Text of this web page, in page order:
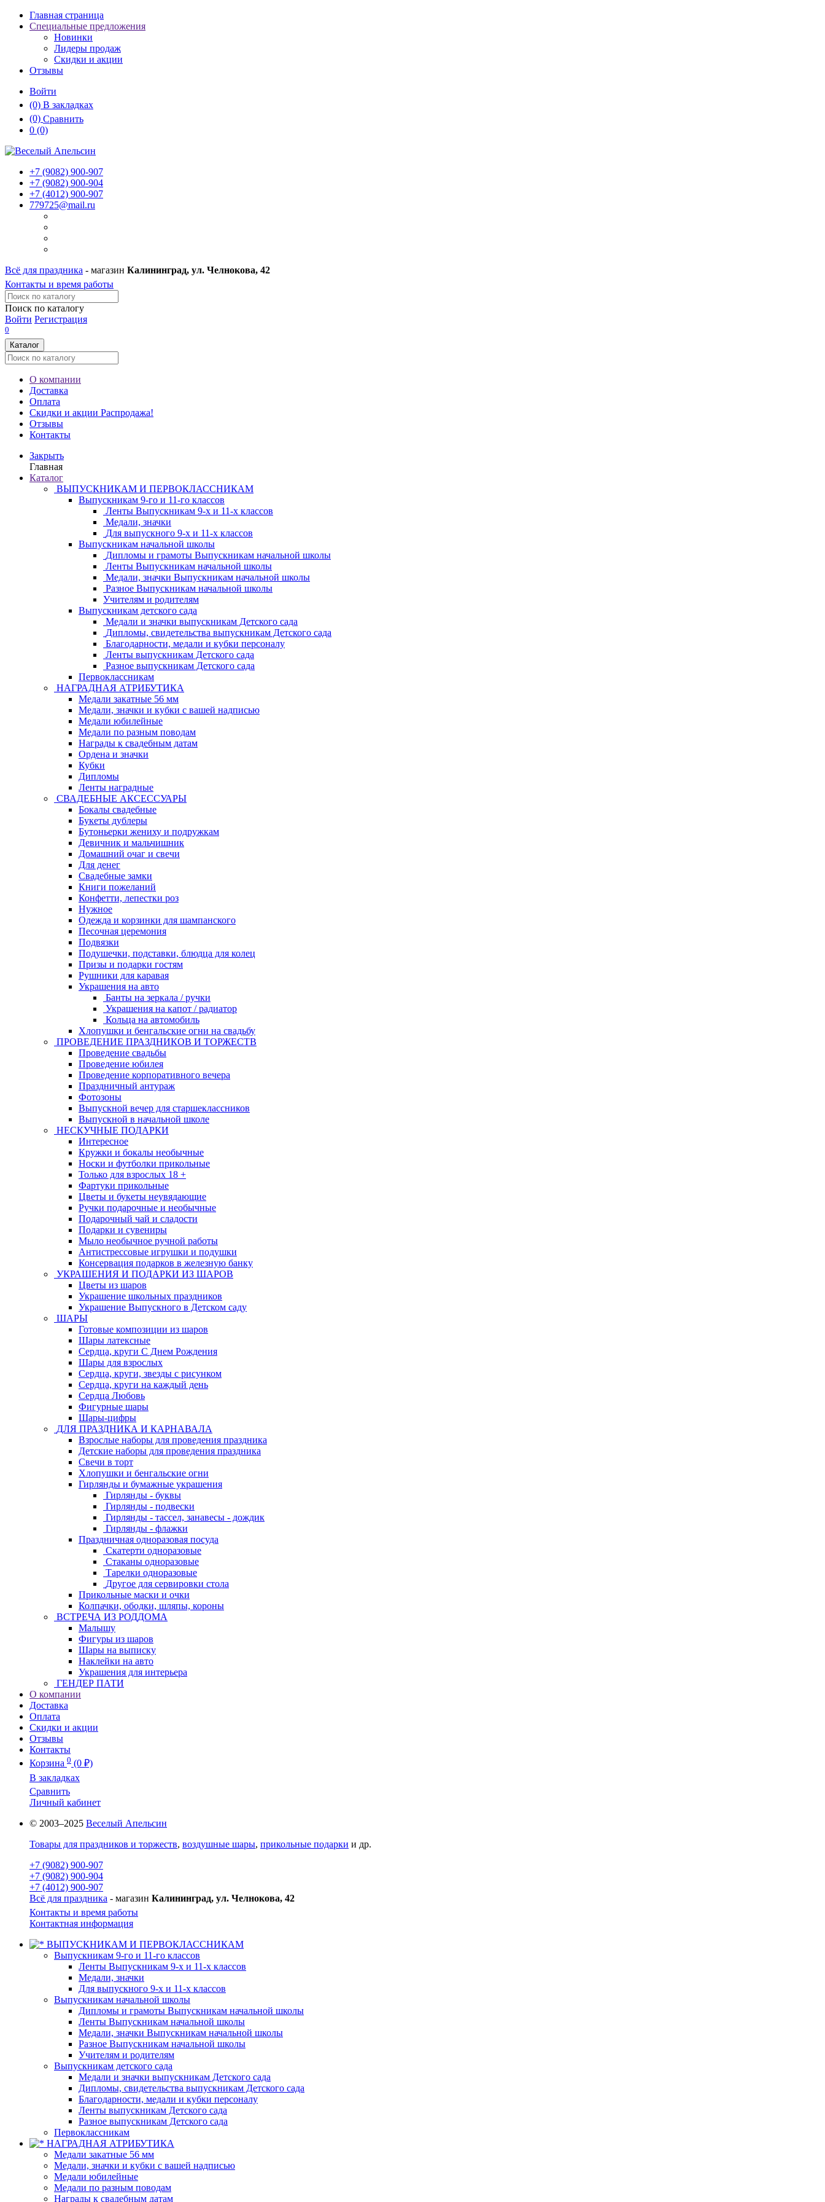
Главная страница
Специальные предложения
Новинки
Лидеры продаж
Скидки и акции
Отзывы
Войти
(0) В закладках
(0) Сравнить
0 (0)
+7 (9082) 900-907
+7 (9082) 900-904
+7 (4012) 900-907
779725@mail.ru
Всё для праздника - магазин Калининград, ул. Челнокова, 42
Контакты и время работы
Поиск по каталогу
Войти Регистрация
0
Каталог
О компании
Доставка
Оплата
Скидки и акции Распродажа!
Отзывы
Контакты
Закрыть
Главная
Каталог
ВЫПУСКНИКАМ И ПЕРВОКЛАССНИКАМ
Выпускникам 9-го и 11-го классов
Ленты Выпускникам 9-х и 11-х классов
Медали, значки
Для выпускного 9-х и 11-х классов
Выпускникам начальной школы
Дипломы и грамоты Выпускникам начальной школы
Ленты Выпускникам начальной школы
Медали, значки Выпускникам начальной школы
Разное Выпускникам начальной школы
Учителям и родителям
Выпускникам детского сада
Медали и значки выпускникам Детского сада
Дипломы, свидетельства выпускникам Детского сада
Благодарности, медали и кубки персоналу
Ленты выпускникам Детского сада
Разное выпускникам Детского сада
Первоклассникам
НАГРАДНАЯ АТРИБУТИКА
Медали закатные 56 мм
Медали, значки и кубки с вашей надписью
Медали юбилейные
Медали по разным поводам
Награды к свадебным датам
Ордена и значки
Кубки
Дипломы
Ленты наградные
СВАДЕБНЫЕ АКСЕССУАРЫ
Бокалы свадебные
Букеты дублеры
Бутоньерки жениху и подружкам
Девичник и мальчишник
Домашний очаг и свечи
Для денег
Свадебные замки
Книги пожеланий
Конфетти, лепестки роз
Нужное
Одежда и корзинки для шампанского
Песочная церемония
Подвязки
Подушечки, подставки, блюдца для колец
Призы и подарки гостям
Рушники для каравая
Украшения на авто
Банты на зеркала / ручки
Украшения на капот / радиатор
Кольца на автомобиль
Хлопушки и бенгальские огни на свадьбу
ПРОВЕДЕНИЕ ПРАЗДНИКОВ И ТОРЖЕСТВ
Проведение свадьбы
Проведение юбилея
Проведение корпоративного вечера
Праздничный антураж
Фотозоны
Выпускной вечер для старшеклассников
Выпускной в начальной школе
НЕСКУЧНЫЕ ПОДАРКИ
Интересное
Кружки и бокалы необычные
Носки и футболки прикольные
Только для взрослых 18 +
Фартуки прикольные
Цветы и букеты неувядающие
Ручки подарочные и необычные
Подарочный чай и сладости
Подарки и сувениры
Мыло необычное ручной работы
Антистрессовые игрушки и подушки
Консервация подарков в железную банку
УКРАШЕНИЯ И ПОДАРКИ ИЗ ШАРОВ
Цветы из шаров
Украшение школьных праздников
Украшение Выпускного в Детском саду
ШАРЫ
Готовые композиции из шаров
Шары латексные
Сердца, круги С Днем Рождения
Шары для взрослых
Сердца, круги, звезды с рисунком
Сердца, круги на каждый день
Сердца Любовь
Фигурные шары
Шары-цифры
ДЛЯ ПРАЗДНИКА И КАРНАВАЛА
Взрослые наборы для проведения праздника
Детские наборы для проведения праздника
Свечи в торт
Хлопушки и бенгальские огни
Гирлянды и бумажные украшения
Гирлянды - буквы
Гирлянды - подвески
Гирлянды - тассел, занавесы - дождик
Гирлянды - флажки
Праздничная одноразовая посуда
Скатерти одноразовые
Стаканы одноразовые
Тарелки одноразовые
Другое для сервировки стола
Прикольные маски и очки
Колпачки, ободки, шляпы, короны
ВСТРЕЧА ИЗ РОДДОМА
Малышу
Фигуры из шаров
Шары на выписку
Наклейки на авто
Украшения для интерьера
ГЕНДЕР ПАТИ
О компании
Доставка
Оплата
Скидки и акции
Отзывы
Контакты
Корзина 0 (0 ₽)
В закладках
Сравнить
Личный кабинет
© 2003–2025 Веселый Апельсин
Товары для праздников и торжеств, воздушные шары, прикольные подарки и др.
+7 (9082) 900-907
+7 (9082) 900-904
+7 (4012) 900-907
Всё для праздника - магазин Калининград, ул. Челнокова, 42
Контакты и время работы
Контактная информация
ВЫПУСКНИКАМ И ПЕРВОКЛАССНИКАМ
Выпускникам 9-го и 11-го классов
Ленты Выпускникам 9-х и 11-х классов
Медали, значки
Для выпускного 9-х и 11-х классов
Выпускникам начальной школы
Дипломы и грамоты Выпускникам начальной школы
Ленты Выпускникам начальной школы
Медали, значки Выпускникам начальной школы
Разное Выпускникам начальной школы
Учителям и родителям
Выпускникам детского сада
Медали и значки выпускникам Детского сада
Дипломы, свидетельства выпускникам Детского сада
Благодарности, медали и кубки персоналу
Ленты выпускникам Детского сада
Разное выпускникам Детского сада
Первоклассникам
НАГРАДНАЯ АТРИБУТИКА
Медали закатные 56 мм
Медали, значки и кубки с вашей надписью
Медали юбилейные
Медали по разным поводам
Награды к свадебным датам